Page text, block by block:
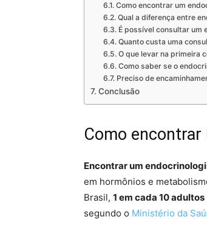
Como encontrar um
Qual a diferença entre
É possível consultar um
Quanto custa uma
O que levar na primeira
Como saber se o
Preciso de
Conclusão
Como
Encontrar um
em hormônios e
Brasil, 1 em cada 10 adultos
segundo o Ministério da